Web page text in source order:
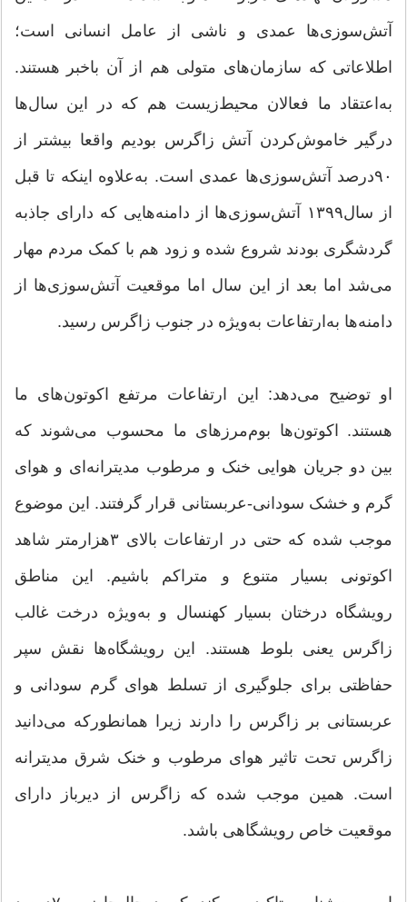
آتش‌سوزی‌ها عمدی و ناشی از عامل انسانی است؛
اطلاعاتی که سازمان‌های متولی هم از آن باخبر هستند.
به‌اعتقاد ما فعالان محیط‌زیست هم که در این سال‌ها
درگیر خاموش‌کردن آتش زاگرس بودیم واقعا بیشتر از
۹۰‌درصد آتش‌سوزی‌ها عمدی است. به‌علاوه اینکه تا قبل
از سال۱۳۹۹ آتش‌سوزی‌ها از دامنه‌هایی که دارای جاذبه
گردشگری بودند شروع شده و زود هم با کمک مردم مهار
می‌شد اما بعد از این سال اما موقعیت آتش‌سوزی‌ها از
دامنه‌ها به‌ارتفاعات به‌ویژه در جنوب زاگرس رسید.
او توضیح می‌دهد: این ارتفاعات مرتفع اکوتون‌های ما
هستند. اکوتون‌ها بوم‌مرزهای ما محسوب می‌شوند که
بین دو جریان هوایی خنک و مرطوب مدیترانه‌ای و هوای
گرم و خشک سودانی-عربستانی قرار گرفتند. این موضوع
موجب شده که حتی در ارتفاعات بالای ۳هزارمتر شاهد
اکوتونی بسیار متنوع و متراکم باشیم. این مناطق
رویشگاه درختان بسیار کهنسال و به‌ویژه درخت غالب
زاگرس یعنی بلوط هستند. این رویشگاه‌ها نقش سپر
حفاظتی برای جلوگیری از تسلط هوای گرم سودانی و
عربستانی بر زاگرس را دارند زیرا همانطورکه می‌دانید
زاگرس تحت تاثیر هوای مرطوب و خنک شرق مدیترانه
است. همین موجب شده که زاگرس از دیرباز دارای
موقعیت خاص رویشگاهی باشد.